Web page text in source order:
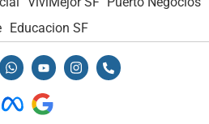
Educacion SF